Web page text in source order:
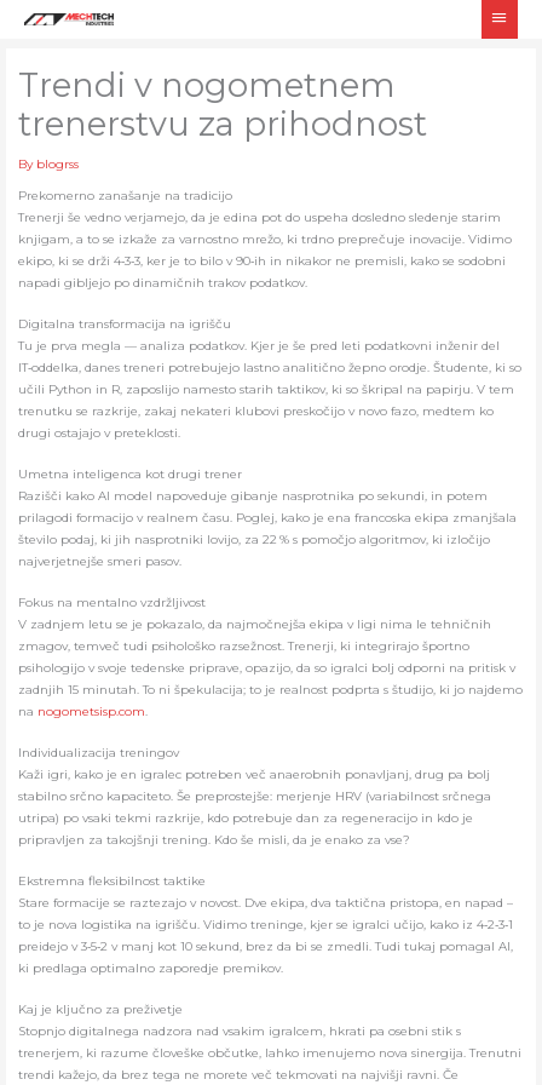
Main
Trendi v nogometnem
trenerstvu za prihodnost
By blogrss
Prekomerno zanašanje na tradicijo
Trenerji še vedno verjamejo, da je edina pot do uspeha dosledno sledenje starim
knjigam, a to se izkaže za varnostno mrežo, ki trdno preprečuje inovacije. Vidimo
ekipo, ki se drži 4‑3‑3, ker je to bilo v 90‑ih in nikakor ne premisli, kako se sodobni
napadi gibljejo po dinamičnih trakov podatkov.
Digitalna transformacija na igrišču
Tu je prva megla — analiza podatkov. Kjer je še pred leti podatkovni inženir del
IT‑oddelka, danes treneri potrebujejo lastno analitično žepno orodje. Študente, ki so
učili Python in R, zaposlijo namesto starih taktikov, ki so škripal na papirju. V tem
trenutku se razkrije, zakaj nekateri klubovi preskočijo v novo fazo, medtem ko
drugi ostajajo v preteklosti.
Umetna inteligenca kot drugi trener
Razišči kako AI model napoveduje gibanje nasprotnika po sekundi, in potem
prilagodi formacijo v realnem času. Poglej, kako je ena francoska ekipa zmanjšala
število podaj, ki jih nasprotniki lovijo, za 22 % s pomočjo algoritmov, ki izločijo
najverjetnejše smeri pasov.
Fokus na mentalno vzdržljivost
V zadnjem letu se je pokazalo, da najmočnejša ekipa v ligi nima le tehničnih
zmagov, temveč tudi psihološko razsežnost. Trenerji, ki integrirajo športno
psihologijo v svoje tedenske priprave, opazijo, da so igralci bolj odporni na pritisk v
zadnjih 15 minutah. To ni špekulacija; to je realnost podprta s študijo, ki jo najdemo
na nogometsisp.com.
Individualizacija treningov
Kaži igri, kako je en igralec potreben več anaerobnih ponavljanj, drug pa bolj
stabilno srčno kapaciteto. Še preprostejše: merjenje HRV (variabilnost srčnega
utripa) po vsaki tekmi razkrije, kdo potrebuje dan za regeneracijo in kdo je
pripravljen za takojšnji trening. Kdo še misli, da je enako za vse?
Ekstremna fleksibilnost taktike
Stare formacije se raztezajo v novost. Dve ekipa, dva taktična pristopa, en napad –
to je nova logistika na igrišču. Vidimo treninge, kjer se igralci učijo, kako iz 4‑2‑3‑1
preidejo v 3‑5‑2 v manj kot 10 sekund, brez da bi se zmedli. Tudi tukaj pomagal AI,
ki predlaga optimalno zaporedje premikov.
Kaj je ključno za preživetje
Stopnjo digitalnega nadzora nad vsakim igralcem, hkrati pa osebni stik s
trenerjem, ki razume človeške občutke, lahko imenujemo nova sinergija. Trenutni
trendi kažejo, da brez tega ne morete več tekmovati na najvišji ravni. Če